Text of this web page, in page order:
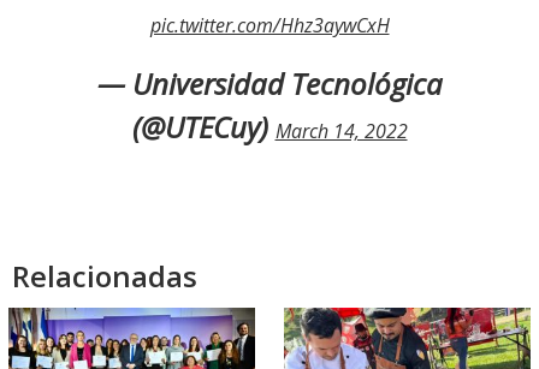
pic.twitter.com/Hhz3aywCxH
— Universidad Tecnológica
(@UTECuy) March 14, 2022
Relacionadas